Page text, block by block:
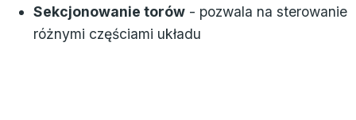
Sekcjonowanie torów - pozwala na sterowanie
różnymi częściami układu